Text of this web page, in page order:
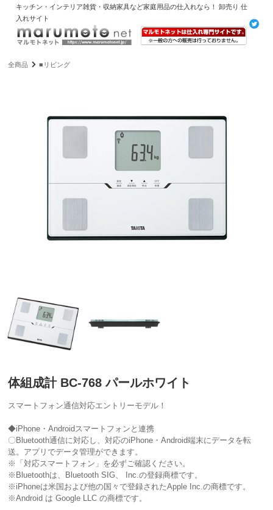
キッチン・インテリア雑貨・収納家具など家庭用品の仕入れなら！ 卸売り 仕
入れサイト
全商品 ■リビング
体組成計 BC-768 パールホワイト
スマートフォン通信対応エントリーモデル！
◆iPhone・Androidスマートフォンと連携
〇Bluetooth通信に対応し、対応のiPhone・Android端末にデータを転
送。アプリでデータ管理ができます。
※「対応スマートフォン」を必ずご確認ください。
※Bluetoothは、Bluetooth SIG、 Inc.の登録商標です。
※iPhoneは米国および他の国々で登録されたApple Inc.の商標です。
※Android は Google LLC の商標です。